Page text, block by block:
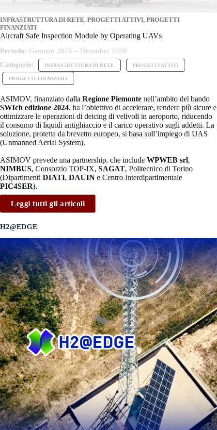
INFRASTRUTTURA DI RETE PROGETTI ATTIVI PROGETTI
FINANZIATI
Aircraft Safe Inspection Module by Operating UAVs
Periodo: Gennaio 2026 – Dicembre 2028
Categorie:
INFRASTRUTTURA DI RETE PROGETTI ATTIVI
PROGETTI FINANZIATI
ASIMOV, finanziato dalla Regione Piemonte nell’ambito del bando
SWIch edizione 2024, ha l’obiettivo di accelerare, rendere più sicure e
ottimizzare le operazioni di deicing di velivoli in aeroporto, riducendo
il consumo di liquidi antighiaccio e il carico operativo sugli addetti. La
soluzione, protetta da brevetto europeo, si basa sull’impiego di UAS
(Unmanned Aerial System).
ASIMOV prevede una partnership, che include WPWEB srl,
NIMBUS, Consorzio TOP-IX, SAGAT, Politecnico di Torino
(Dipartimenti DIATI, DAUIN e Centro Interdipartimentale
PIC4SER).
Leggi tutti gli articoli
H2@EDGE